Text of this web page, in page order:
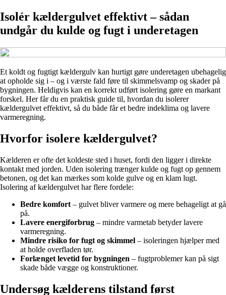
Isolér kældergulvet effektivt – sådan
undgår du kulde og fugt i underetagen
Et koldt og fugtigt kældergulv kan hurtigt gøre underetagen ubehagelig
at opholde sig i – og i værste fald føre til skimmelsvamp og skader på
bygningen. Heldigvis kan en korrekt udført isolering gøre en markant
forskel. Her får du en praktisk guide til, hvordan du isolerer
kældergulvet effektivt, så du både får et bedre indeklima og lavere
varmeregning.
Hvorfor isolere kældergulvet?
Kælderen er ofte det koldeste sted i huset, fordi den ligger i direkte
kontakt med jorden. Uden isolering trænger kulde og fugt op gennem
betonen, og det kan mærkes som kolde gulve og en klam lugt.
Isolering af kældergulvet har flere fordele:
Bedre komfort – gulvet bliver varmere og mere behageligt at gå
på.
Lavere energiforbrug – mindre varmetab betyder lavere
varmeregning.
Mindre risiko for fugt og skimmel – isoleringen hjælper med
at holde overfladen tør.
Forlænget levetid for bygningen – fugtproblemer kan på sigt
skade både vægge og konstruktioner.
Undersøg kælderens tilstand først